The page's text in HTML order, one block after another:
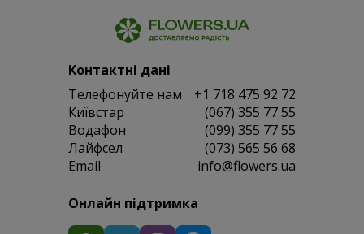
Контактні дані
Телефонуйте нам
+1 718 475 92 72
Київстар
(067) 355 77 55
Водафон
(099) 355 77 55
Лайфсел
(073) 565 56 68
Email
info@flowers.ua
Онлайн підтримка